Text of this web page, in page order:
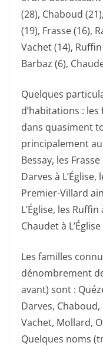
(28), Chaboud
(19), Frasse (16),
Vachet (14),
Barbaz (6),
Quelques
d’habitations :
dans quasiment
principalement
Bessay, les Frasse
Darves à
Premier-Villard
L’Église, les
Chaudet à
Les familles
dénombrement
avant) sont :
Darves,
Vachet, Mollard,
Quelques noms